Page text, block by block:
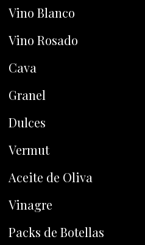
Vino Blanco
Vino Rosado
Cava
Granel
Dulces
Vermut
Aceite de Oliva
Vinagre
Packs de Botellas